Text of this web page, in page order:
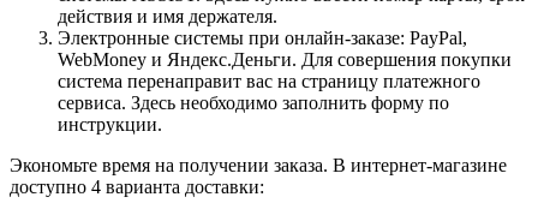
действия и имя держателя.
Электронные системы при онлайн-заказе: PayPal,
WebMoney и Яндекс.Деньги. Для совершения покупки
система перенаправит вас на страницу платежного
сервиса. Здесь необходимо заполнить форму по
инструкции.
Экономьте время на получении заказа. В интернет-магазине
доступно 4 варианта доставки: